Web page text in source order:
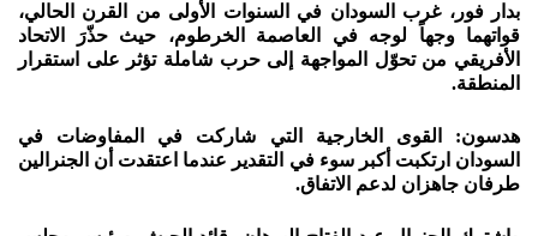
بدار فور، غرب السودان في السنوات الأولى من القرن الحالي،
قواتهما وجهاً لوجه في العاصمة الخرطوم، حيث حذّرَ الاتحاد
الأفريقي من تحوّل المواجهة إلى حرب شاملة تؤثر على استقرار
المنطقة.
هدسون: القوى الخارجية التي شاركت في المفاوضات في
السودان ارتكبت أكبر سوء في التقدير عندما اعتقدت أن الجنرالين
طرفان جاهزان لدعم الاتفاق.